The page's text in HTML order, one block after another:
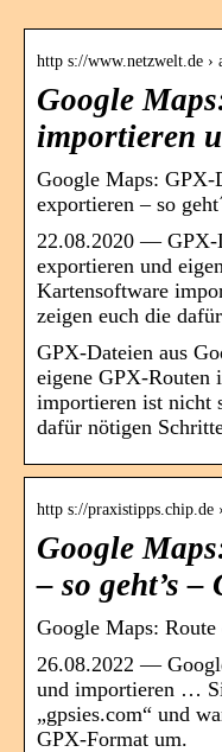
http s://www.netzwelt.de ›
Google
importieren
Google Maps: GPX-
exportieren – so
22.08.2020 — GPX-
exportieren und
Kartensoftware
zeigen euch die
GPX-Dateien aus
eigene GPX-Routen
importieren ist nicht
dafür nötigen
http s://praxistipps.chip.de
Google
– so geht’s
Google Maps:
26.08.2022 —
und importieren …
„gpsies.com“ und
GPX-Format um.